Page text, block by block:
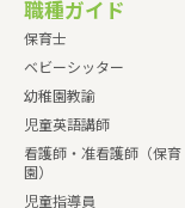
職種ガイド
保育士
ベビーシッター
幼稚園教諭
児童英語講師
看護師・准看護師（保育
園）
児童指導員